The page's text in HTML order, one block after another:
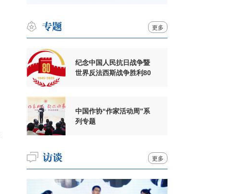
更多
纪念中国人民抗日战争暨
世界反法西斯战争胜利80
中国作协“作家活动周”系
列专题
更多